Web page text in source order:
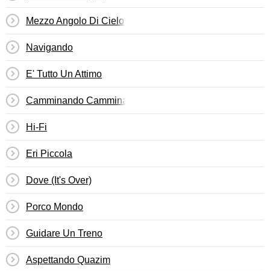
Mezzo Angolo Di Cielo
Navigando
E' Tutto Un Attimo
Camminando Camminando
Hi-Fi
Eri Piccola
Dove (It's Over)
Porco Mondo
Guidare Un Treno
Aspettando Quazim